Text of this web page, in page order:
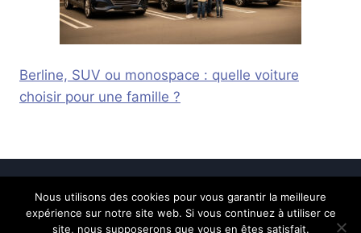
Berline, SUV ou monospace : quelle voiture
choisir pour une famille ?
© 2026 Calais Online - Mentions légales-
Contactez-nous
Nous utilisons des cookies pour vous garantir la meilleure
expérience sur notre site web. Si vous continuez à utiliser ce
site, nous supposerons que vous en êtes satisfait.